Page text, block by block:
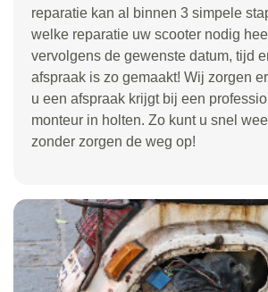
reparatie kan al binnen 3 simpele
welke reparatie uw scooter nodig
vervolgens de gewenste datum, tijd
afspraak is zo gemaakt! Wij zorgen
u een afspraak krijgt bij een
monteur in holten. Zo kunt u snel
zonder zorgen de weg op!